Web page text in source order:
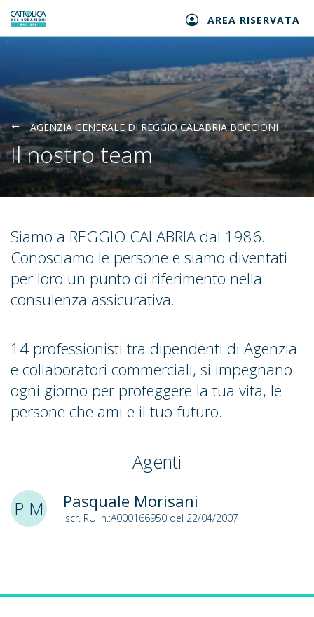
Generali logo AREA RISERVATA
AGENZIA GENERALE DI REGGIO CALABRIA BOCCIONI
Il nostro team
Siamo a REGGIO CALABRIA dal 1986.
Conosciamo le persone e siamo diventati
per loro un punto di riferimento nella
consulenza assicurativa.
14 professionisti tra dipendenti di Agenzia
e collaboratori commerciali, si impegnano
ogni giorno per proteggere la tua vita, le
persone che ami e il tuo futuro.
Agenti
P M
Pasquale Morisani
Iscr. RUI n.:A000166950 del 22/04/2007